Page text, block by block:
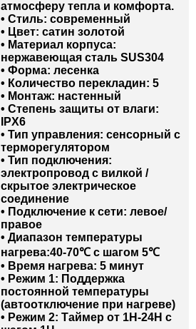
атмосферу тепла и комфорта.
• Стиль: современный
• Цвет: сатин золотой
• Материал корпуса:
нержавеющая сталь SUS304
• Форма: лесенка
• Количество перекладин: 5
• Монтаж: настенный
• Степень защиты от влаги:
IPX6
• Тип управления: сенсорный с
терморегулятором
• Тип подключения:
электропровод с вилкой /
скрытое электрическое
соединение
• Подключение к сети: левое/
правое
• Диапазон температуры
нагрева:40-70℃ с шагом 5℃
• Время нагрева: 5 минут
• Режим 1: Поддержка
постоянной температуры
(автоотключение при нагреве)
• Режим 2: Таймер от 1H-24H c